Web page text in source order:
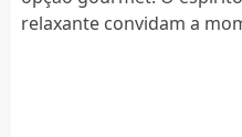
relaxante convidam a